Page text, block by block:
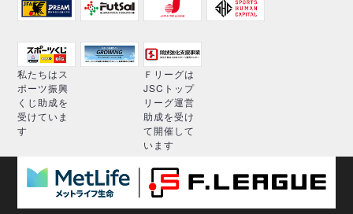
私たちはス
ポーツ振興
くじ助成を
受けていま
す
Ｆリーグは
JSCトップ
リーグ運営
助成を受け
て開催して
います